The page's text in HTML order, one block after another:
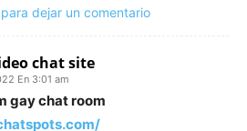
dejar un comentario
chat site
En 3:01 am
gay chat room